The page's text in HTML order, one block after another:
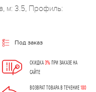
м: 3.5, Профиль:
Под заказ
СКИДКА3%ПРИ ЗАКАЗЕ НА
САЙТЕ
ВОЗВРАТ ТОВАРА В ТЕЧЕНИЕ180